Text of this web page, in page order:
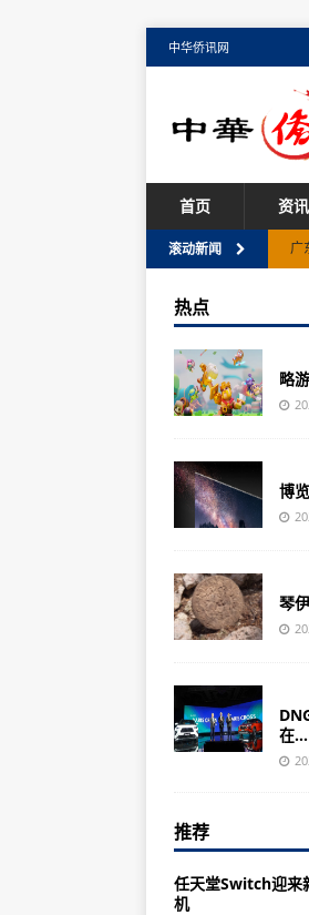
中华侨讯网
首页 资讯
滚动新闻
广
华
华
（
华
热点
略
博
琴
在...
推荐
任天堂Switch迎来
机